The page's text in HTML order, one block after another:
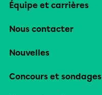
Équipe et carrières
Nous contacter
Nouvelles
Concours et sondages